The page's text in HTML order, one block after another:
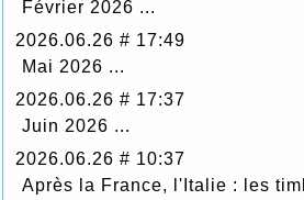
Février 2026 ...
2026.06.26 # 17:49
Mai 2026 ...
2026.06.26 # 17:37
Juin 2026 ...
2026.06.26 # 10:37
Après la France, l'Italie : les